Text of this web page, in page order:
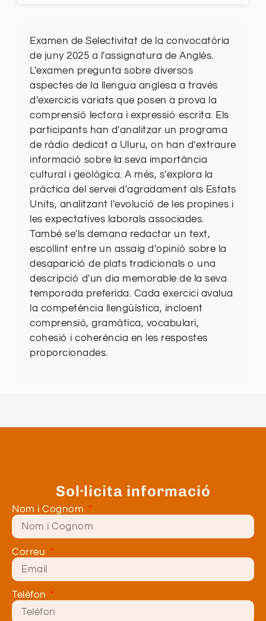
Examen de Selectivitat de la convocatòria
de juny 2025 a l'assignatura de Anglès.
L'examen pregunta sobre diversos
aspectes de la llengua anglesa a través
d'exercicis variats que posen a prova la
comprensió lectora i expressió escrita. Els
participants han d'analitzar un programa
de ràdio dedicat a Uluru, on han d'extraure
informació sobre la seva importància
cultural i geològica. A més, s'explora la
pràctica del servei d'agradament als Estats
Units, analitzant l'evolució de les propines i
les expectatives laborals associades.
També se'ls demana redactar un text,
escollint entre un assaig d'opinió sobre la
desaparició de plats tradicionals o una
descripció d'un dia memorable de la seva
temporada preferida. Cada exercici avalua
la competència llengüística, incloent
comprensió, gramàtica, vocabulari,
cohesió i coherència en les respostes
proporcionades.
Sol·licita informació
Nom i Cognom
Correu
Telèfon